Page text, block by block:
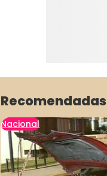
Recomendadas
Nacional